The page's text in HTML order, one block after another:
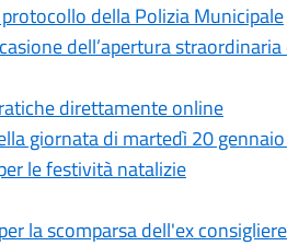
della Polizia Municipale
dell’apertura
direttamente online
giornata di martedì 20
le festività natalizie
la scomparsa dell'ex